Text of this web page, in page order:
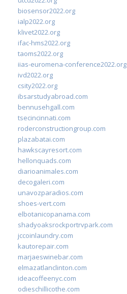
biosensor2022.org
ialp2022.org
klivet2022.org
ifac-hms2022.org
taoms2022.org
iias-euromena-conference2022.org
ivd2022.org
csity2022.org
ibsarstudyabroad.com
bennusehgall.com
tsecincinnati.com
roderconstructiongroup.com
plazabatai.com
hawkscayresort.com
hellonquads.com
diarioanimales.com
decogaleri.com
unavozparadios.com
shoes-vert.com
elbotanicopanama.com
shadyoaksrockportrvpark.com
jccoinlaundry.com
kautorepair.com
marjaeswinebar.com
elmazatlanclinton.com
ideacoffeenyc.com
odieschillicothe.com